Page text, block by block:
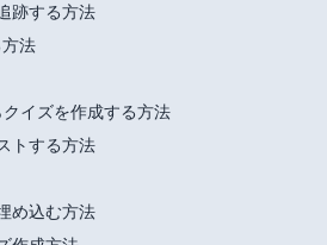
跡する方法
法
イズを作成する方法
トする方法
め込む方法